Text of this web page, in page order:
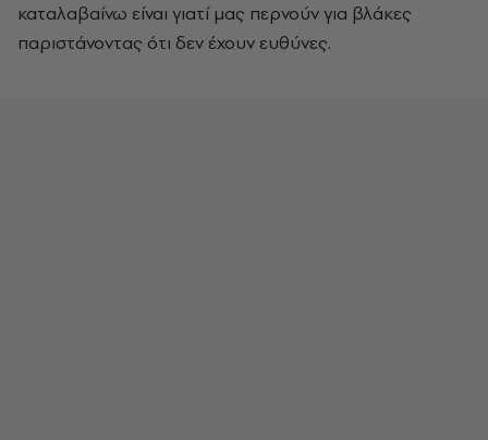
καταλαβαίνω είναι γιατί μας περνούν για βλάκες
παριστάνοντας ότι δεν έχουν ευθύνες.